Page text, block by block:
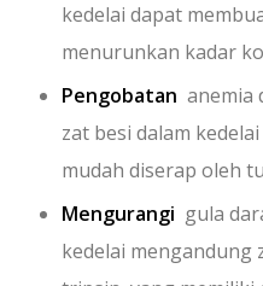
kedelai dapat
menurunkan kadar
Pengobatan anemia
zat besi dalam
mudah diserap oleh
Mengurangi gula
kedelai mengandung